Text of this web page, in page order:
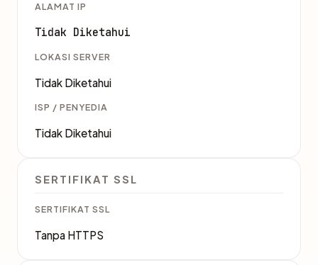
ALAMAT IP
Tidak Diketahui
LOKASI SERVER
Tidak Diketahui
ISP / PENYEDIA
Tidak Diketahui
SERTIFIKAT SSL
SERTIFIKAT SSL
Tanpa HTTPS